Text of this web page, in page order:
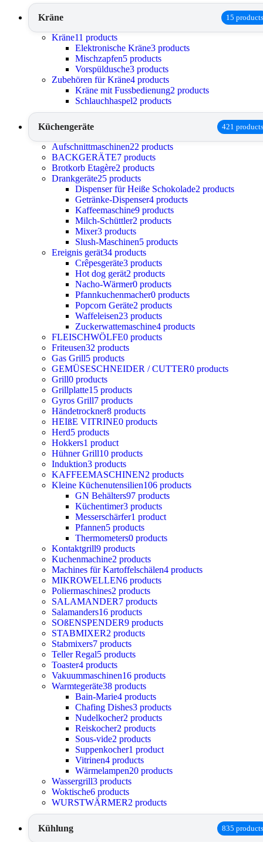
Kräne 15 products
Kräne11 products
Elektronische Kräne3 products
Mischzapfen5 products
Vorspüldusche3 products
Zubehören für Kräne4 products
Kräne mit Fussbedienung2 products
Schlauchhaspel2 products
Küchengeräte 421 products
Aufschnittmaschinen22 products
BACKGERÄTE7 products
Brotkorb Etagère2 products
Drankgeräte25 products
Dispenser für Heiße Schokolade2 products
Getränke-Dispenser4 products
Kaffeemaschine9 products
Milch-Schüttler2 products
Mixer3 products
Slush-Maschinen5 products
Ereignis gerät34 products
Crêpesgeräte3 products
Hot dog gerät2 products
Nacho-Wärmer0 products
Pfannkuchenmacher0 products
Popcorn Geräte2 products
Waffeleisen23 products
Zuckerwattemaschine4 products
FLEISCHWÖLFE0 products
Friteusen32 products
Gas Grill5 products
GEMÜSESCHNEIDER / CUTTER0 products
Grill0 products
Grillplatte15 products
Gyros Grill7 products
Händetrockner8 products
HEIßE VITRINE0 products
Herd5 products
Hokkers1 product
Hühner Grill10 products
Induktion3 products
KAFFEEMASCHINEN2 products
Kleine Küchenutensilien106 products
GN Behälters97 products
Küchentimer3 products
Messerschärfer1 product
Pfannen5 products
Thermometers0 products
Kontaktgrill9 products
Kuchenmachine2 products
Machines für Kartoffelschälen4 products
MIKROWELLEN6 products
Poliermaschines2 products
SALAMANDER7 products
Salamanders16 products
SOßENSPENDER9 products
STABMIXER2 products
Stabmixers7 products
Teller Regal5 products
Toaster4 products
Vakuummaschinen16 products
Warmtegeräte38 products
Bain-Marie4 products
Chafing Dishes3 products
Nudelkocher2 products
Reiskocher2 products
Sous-vide2 products
Suppenkocher1 product
Vitrinen4 products
Wärmelampen20 products
Wassergrill3 products
Woktische6 products
WURSTWÄRMER2 products
Kühlung 835 products